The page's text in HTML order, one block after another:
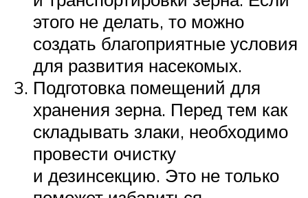
этого не делать, то можно
создать благоприятные условия
для развития насекомых.
Подготовка помещений для
хранения зерна. Перед тем как
складывать злаки, необходимо
провести очистку
и дезинсекцию. Это не только